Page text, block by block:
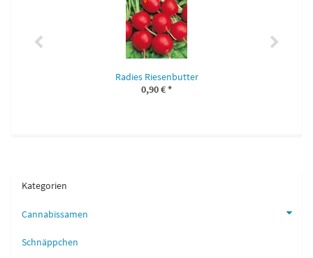
Radies Riesenbutter
0,90 €*
Kategorien
Cannabissamen
Schnäppchen